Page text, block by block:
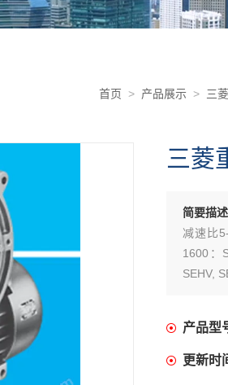
首页 > 产品展示 > 三
三菱
简要描述
减速比
1600：
SEHV,
产品型
更新时